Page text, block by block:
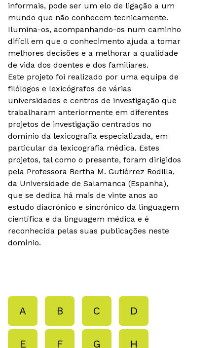
informais, pode ser um elo de ligação a um
mundo que não conhecem tecnicamente.
Ilumina-os, acompanhando-os num caminho
difícil em que o conhecimento ajuda a tomar
melhores decisões e a melhorar a qualidade
de vida dos doentes e dos familiares.
Este projeto foi realizado por uma equipa de
filólogos e lexicógrafos de várias
universidades e centros de investigação que
trabalharam anteriormente em diferentes
projetos de investigação centrados no
domínio da lexicografia especializada, em
particular da lexicografia médica. Estes
projetos, tal como o presente, foram dirigidos
pela Professora Bertha M. Gutiérrez Rodilla,
da Universidade de Salamanca (Espanha),
que se dedica há mais de vinte anos ao
estudo diacrónico e sincrónico da linguagem
científica e da linguagem médica e é
reconhecida pelas suas publicações neste
domínio.
A B C D
E F G H